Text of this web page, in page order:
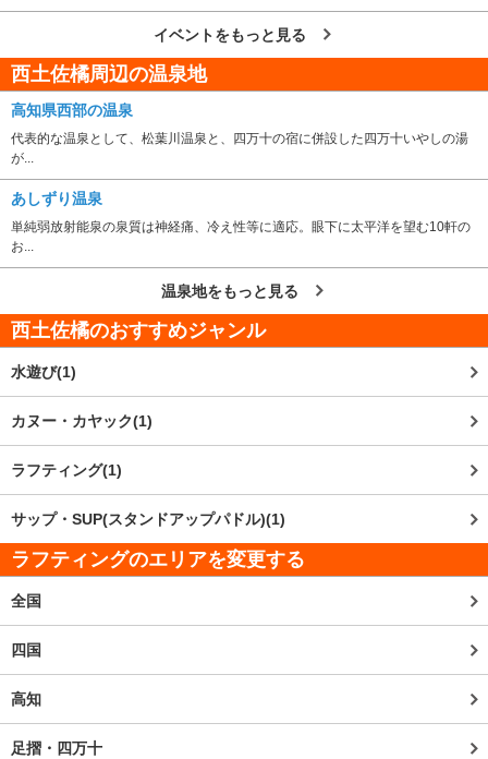
イベントをもっと見る
西土佐橘周辺の温泉地
高知県西部の温泉
代表的な温泉として、松葉川温泉と、四万十の宿に併設した四万十いやしの湯
が...
あしずり温泉
単純弱放射能泉の泉質は神経痛、冷え性等に適応。眼下に太平洋を望む10軒の
お...
温泉地をもっと見る
西土佐橘のおすすめジャンル
水遊び(1)
カヌー・カヤック(1)
ラフティング(1)
サップ・SUP(スタンドアップパドル)(1)
ラフティングのエリアを変更する
全国
四国
高知
足摺・四万十